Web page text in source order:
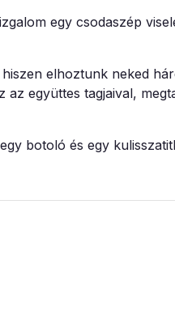
egy csodaszép
elhoztunk neked
együttes tagjaival,
botoló és egy